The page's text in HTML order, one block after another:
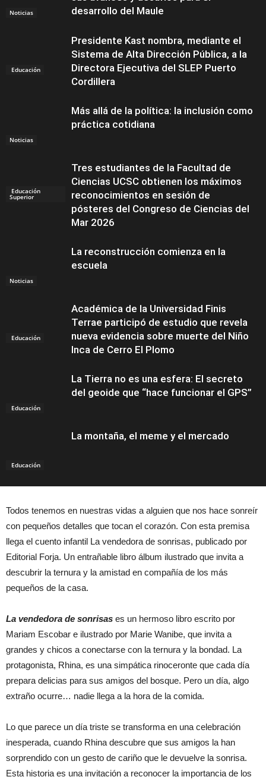
Noticias
desarrollo del Maule
Educación
Presidente Kast nombra, mediante el
Sistema de Alta Dirección Pública, a la
Directora Ejecutiva del SLEP Puerto
Cordillera
Noticias
Más allá de la política: la inclusión como
práctica cotidiana
Educación
Superior
Tres estudiantes de la Facultad de
Ciencias UCSC obtienen los máximos
reconocimientos en sesión de
pósteres del Congreso de Ciencias del
Mar 2026
Noticias
La reconstrucción comienza en la
escuela
Educación
Académica de la Universidad Finis
Terrae participó de estudio que revela
nueva evidencia sobre muerte del Niño
Inca de Cerro El Plomo
Educación
La Tierra no es una esfera: El secreto
del geoide que “hace funcionar el GPS”
Educación
La montaña, el meme y el mercado
Todos tenemos en nuestras vidas a alguien que nos hace sonreír
con pequeños detalles que tocan el corazón. Con esta premisa
llega el cuento infantil La vendedora de sonrisas, publicado por
Editorial Forja. Un entrañable libro álbum ilustrado que invita a
descubrir la ternura y la amistad en compañía de los más
pequeños de la casa.
La vendedora de sonrisas es un hermoso libro escrito por
Mariam Escobar e ilustrado por Marie Wanibe, que invita a
grandes y chicos a conectarse con la ternura y la bondad. La
protagonista, Rhina, es una simpática rinoceronte que cada día
prepara delicias para sus amigos del bosque. Pero un día, algo
extraño ocurre… nadie llega a la hora de la comida.
Lo que parece un día triste se transforma en una celebración
inesperada, cuando Rhina descubre que sus amigos la han
sorprendido con un gesto de cariño que le devuelve la sonrisa.
Esta historia es una invitación a reconocer la importancia de los